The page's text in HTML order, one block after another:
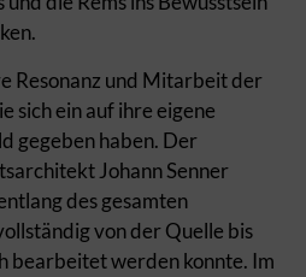
Resonanz und Mitarbeit der
sich ein auf ihre eigene
gegeben haben. Der
Johann Senner
des gesamten
von der Quelle bis
bearbeitet werden konnte. Im